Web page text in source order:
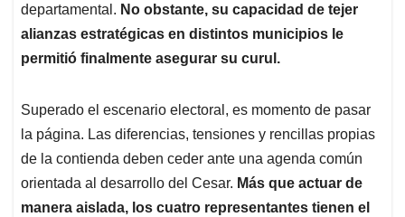
departamental. No obstante, su capacidad de tejer
alianzas estratégicas en distintos municipios le
permitió finalmente asegurar su curul.
Superado el escenario electoral, es momento de pasar
la página. Las diferencias, tensiones y rencillas propias
de la contienda deben ceder ante una agenda común
orientada al desarrollo del Cesar. Más que actuar de
manera aislada, los cuatro representantes tienen el